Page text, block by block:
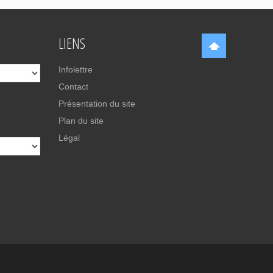
LIENS
Infolettre
Contact
Présentation du site
Plan du site
Légal